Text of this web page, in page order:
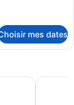
mes dates
Belo